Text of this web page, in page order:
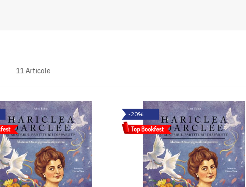
11 Articole
-20%